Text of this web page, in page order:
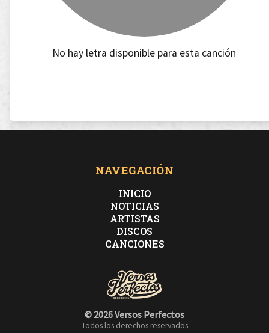
No hay letra disponible para esta canción
NAVEGACIÓN
INICIO
NOTICIAS
ARTISTAS
DISCOS
CANCIONES
© 2026 Versos Perfectos
Todos los derechos reservados